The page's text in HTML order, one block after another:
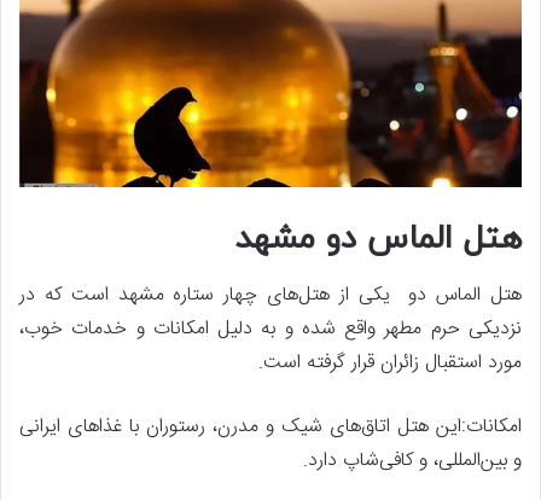
هتل الماس دو مشهد
هتل الماس دو یکی از هتل‌های چهار ستاره مشهد است که در
نزدیکی حرم مطهر واقع شده و به دلیل امکانات و خدمات خوب،
مورد استقبال زائران قرار گرفته است.
امکانات:این هتل اتاق‌های شیک و مدرن، رستوران با غذاهای ایرانی
و بین‌المللی، و کافی‌شاپ دارد.